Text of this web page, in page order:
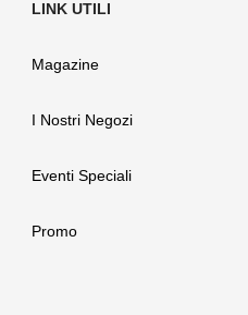
Magazine
I Nostri Negozi
Eventi Speciali
Promo